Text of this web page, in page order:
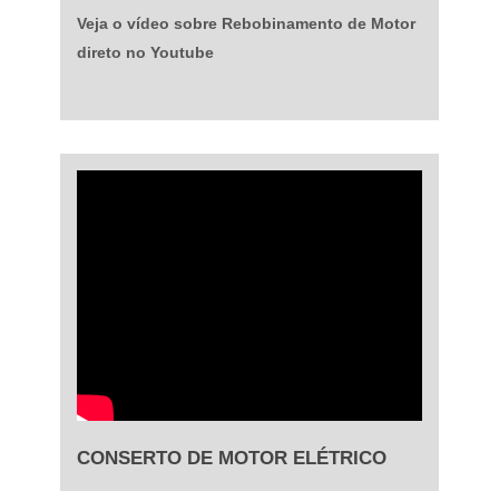
Veja o vídeo sobre Rebobinamento de Motor
direto no Youtube
CONSERTO DE MOTOR ELÉTRICO